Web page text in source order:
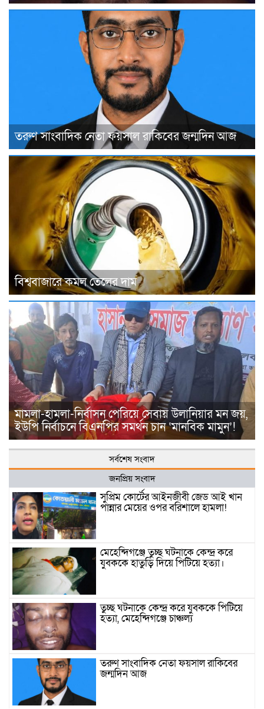
তরুণ সাংবাদিক নেতা ফয়সাল রাকিবের জন্মদিন আজ
বিশ্ববাজারে কমল তেলের দাম
মামলা-হামলা-নির্বাসন পেরিয়ে সেবায় উলানিয়ার মন জয়,
ইউপি নির্বাচনে বিএনপির সমর্থন চান ‘মানবিক মামুন’!
সর্বশেষ সংবাদ
জনপ্রিয় সংবাদ
সুপ্রিম কোর্টের আইনজীবী জেড আই খান
পান্নার মেয়ের ওপর বরিশালে হামলা!
মেহেন্দিগঞ্জে তুচ্ছ ঘটনাকে কেন্দ্র করে
যুবককে হাতুড়ি দিয়ে পিটিয়ে হত্যা।
তুচ্ছ ঘটনাকে কেন্দ্র করে যুবককে পিটিয়ে
হত্যা, মেহেন্দিগঞ্জে চাঞ্চল্য
তরুণ সাংবাদিক নেতা ফয়সাল রাকিবের
জন্মদিন আজ